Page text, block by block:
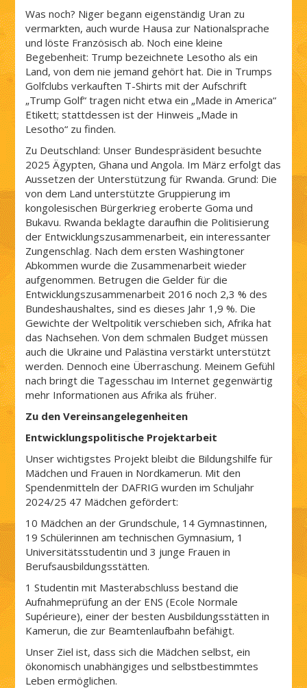
Was noch? Niger begann eigenständig Uran zu
vermarkten, auch wurde Hausa zur Nationalsprache
und löste Französisch ab. Noch eine kleine
Begebenheit: Trump bezeichnete Lesotho als ein
Land, von dem nie jemand gehört hat. Die in Trumps
Golfclubs verkauften T-Shirts mit der Aufschrift
„Trump Golf“ tragen nicht etwa ein „Made in America“
Etikett; stattdessen ist der Hinweis „Made in
Lesotho“ zu finden.
Zu Deutschland: Unser Bundespräsident besuchte
2025 Ägypten, Ghana und Angola. Im März erfolgt das
Aussetzen der Unterstützung für Rwanda. Grund: Die
von dem Land unterstützte Gruppierung im
kongolesischen Bürgerkrieg eroberte Goma und
Bukavu. Rwanda beklagte daraufhin die Politisierung
der Entwicklungszusammenarbeit, ein interessanter
Zungenschlag. Nach dem ersten Washingtoner
Abkommen wurde die Zusammenarbeit wieder
aufgenommen. Betrugen die Gelder für die
Entwicklungszusammenarbeit 2016 noch 2,3 % des
Bundeshaushaltes, sind es dieses Jahr 1,9 %. Die
Gewichte der Weltpolitik verschieben sich, Afrika hat
das Nachsehen. Von dem schmalen Budget müssen
auch die Ukraine und Palästina verstärkt unterstützt
werden. Dennoch eine Überraschung. Meinem Gefühl
nach bringt die Tagesschau im Internet gegenwärtig
mehr Informationen aus Afrika als früher.
Zu den Vereinsangelegenheiten
Entwicklungspolitische Projektarbeit
Unser wichtigstes Projekt bleibt die Bildungshilfe für
Mädchen und Frauen in Nordkamerun. Mit den
Spendenmitteln der DAFRIG wurden im Schuljahr
2024/25 47 Mädchen gefördert:
10 Mädchen an der Grundschule, 14 Gymnastinnen,
19 Schülerinnen am technischen Gymnasium, 1
Universitätsstudentin und 3 junge Frauen in
Berufsausbildungsstätten.
1 Studentin mit Masterabschluss bestand die
Aufnahmeprüfung an der ENS (Ecole Normale
Supérieure), einer der besten Ausbildungsstätten in
Kamerun, die zur Beamtenlaufbahn befähigt.
Unser Ziel ist, dass sich die Mädchen selbst, ein
ökonomisch unabhängiges und selbst­bestimmtes
Leben ermöglichen.